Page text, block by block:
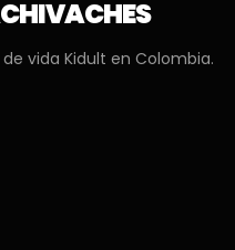
vida Kidult en Colombia.